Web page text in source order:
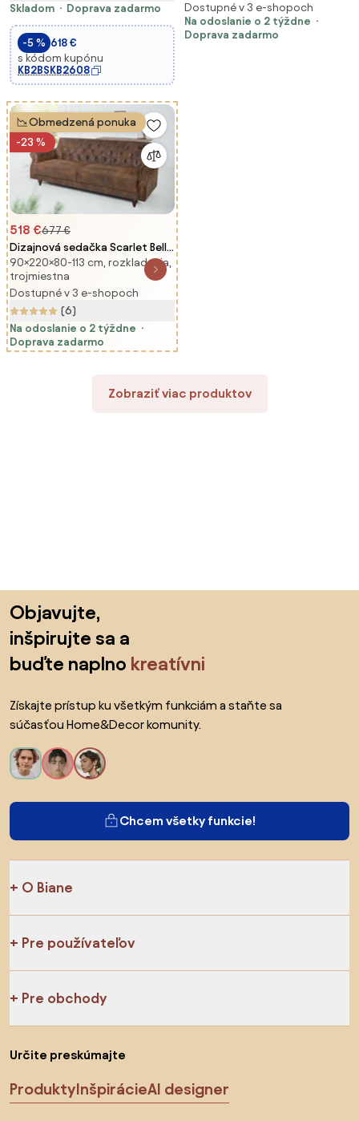
Skladom
Doprava zadarmo
-5 % 618 €
s kódom kupónu
KB2BSKB2608
Dostupné v 3 e-shopoch
Na odoslanie o 2 týždne
Doprava zadarmo
Obmedzená ponuka
-23 %
518 €677 €
Dizajnová sedačka Scarlet Belle
II - 220 cm rozkladacia - antická
hnedá
90×220×80-113 cm, rozkladacia,
trojmiestna
Dostupné v 3 e-shopoch
(6)
Na odoslanie o 2 týždne
Doprava zadarmo
Zobraziť viac produktov
Objavujte,
inšpirujte sa a
buďte naplno kreatívni
Získajte prístup ku všetkým funkciám a staňte sa
súčasťou Home&Decor komunity.
Chcem všetky funkcie!
O Biane
Pre používateľov
Pre obchody
Určite preskúmajte
ProduktyInšpirácieAI designer